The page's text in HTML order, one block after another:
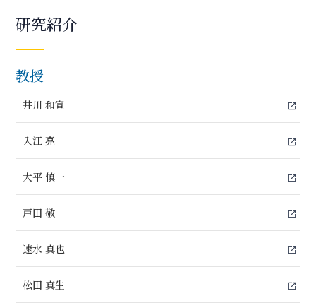
研究紹介
教授
井川 和宣 open_in_new
入江 亮 open_in_new
大平 慎一 open_in_new
戸田 敬 open_in_new
速水 真也 open_in_new
松田 真生 open_in_new